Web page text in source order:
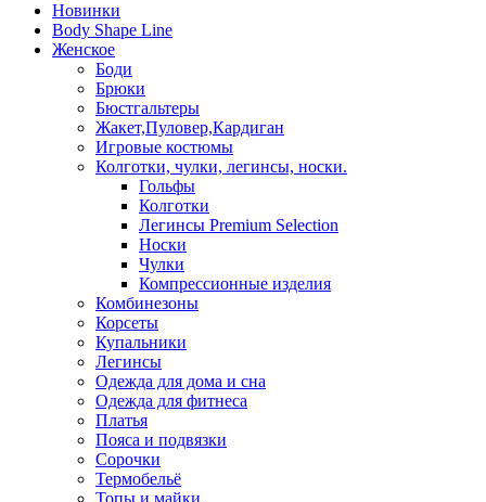
Новинки
Body Shape Line
Женское
Боди
Брюки
Бюстгальтеры
Жакет,Пуловер,Кардиган
Игровые костюмы
Колготки, чулки, легинсы, носки.
Гольфы
Колготки
Легинсы Premium Selection
Носки
Чулки
Компрессионные изделия
Комбинезоны
Корсеты
Купальники
Легинсы
Одежда для дома и сна
Одежда для фитнеса
Платья
Пояса и подвязки
Сорочки
Термобельё
Топы и майки